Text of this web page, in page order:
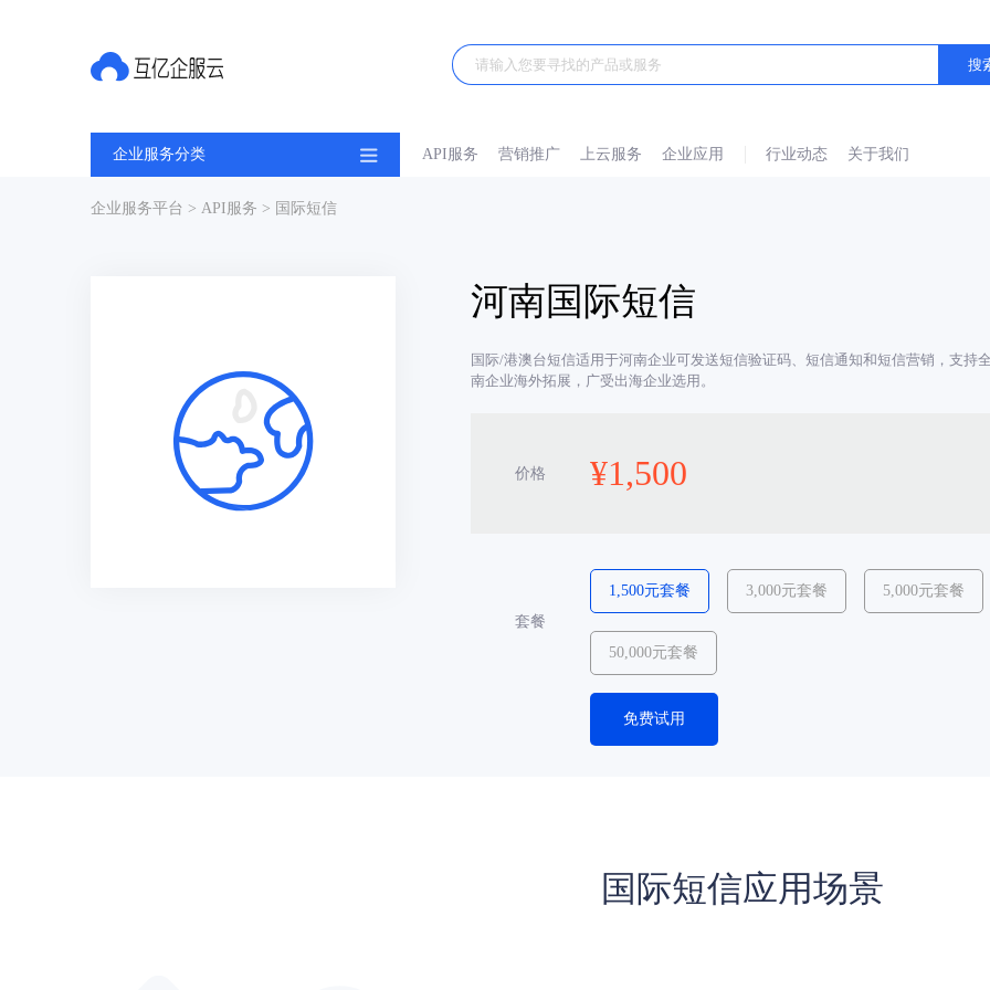
企业服务分类 API服务 营销推广 上云服务 企业应用 行业动态 关于我们
企业服务平台 > API服务 > 国际短信
河南国际短信
国际/港澳台短信适用于河南企业可发送短信验证码、短信通知和短信营销，支
南企业海外拓展，广受出海企业选用。
价格 ¥1,500
套餐
1,500元套餐 3,000元套餐 5,000元套餐
50,000元套餐
免费试用
国际短信应用场景